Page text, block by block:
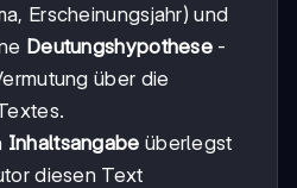
Erscheinungsjahr) und
Deutungshypothese -
über die
Inhaltsangabe überlegst
diesen Text